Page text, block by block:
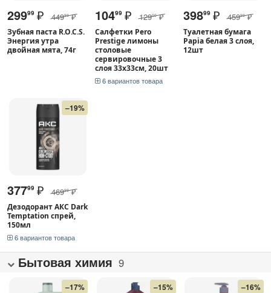
29999 ₽ 44999 ₽
Зубная паста R.O.C.S.
Энергия утра
двойная мята, 74г
10499 ₽ 12900 ₽
Салфетки Pero
Prestige лимоны
столовые
сервировочные 3
слоя 33х33см, 20шт
6 вариантов товара
39899 ₽ 45999 ₽
Туалетная бумага
Papia белая 3 слоя,
12шт
–19%
37799 ₽ 46999 ₽
Дезодорант АКС Dark
Temptation спрей,
150мл
6 вариантов товара
Бытовая химия 9
–17% –15% –16%